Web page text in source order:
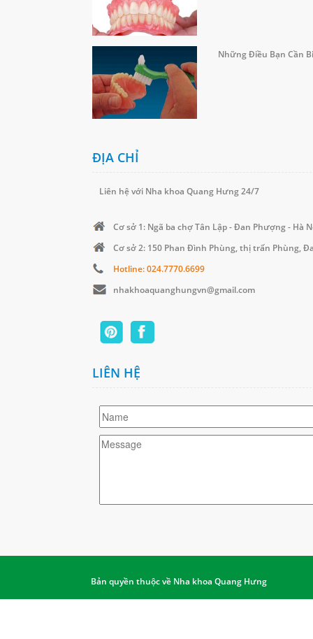
Những Điều Bạn Cần
ĐỊA CHỈ
Liên hệ với Nha khoa Quang Hưng 24/7
Cơ sở 1: Ngã ba chợ Tân Lập - Đan Phượng - Hà
Cơ sở 2: 150 Phan Đình Phùng, thị trấn Phùng,
Hotline: 024.7770.6699
nhakhoaquanghungvn@gmail.com
LIÊN HỆ
Bản quyền thuộc về Nha khoa Quang Hưng